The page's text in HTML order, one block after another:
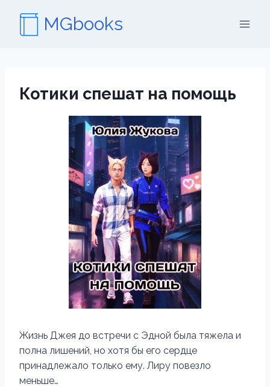
содержимому
MGbooks
Котики спешат на помощь
Жизнь Джея до встречи с Эдной была тяжела и
полна лишений, но хотя бы его сердце
принадлежало только ему. Лиру повезло
меньше…